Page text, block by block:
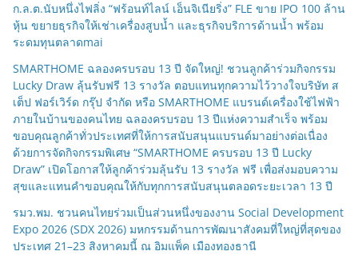
ก.ล.ต.นับหนึ่งไฟลิ่ง “ฟร้อนท์ไลน์ เอ็นจิเนียริ่ง” FLE ขาย IPO 100 ล้าน
หุ้น ขยายธุรกิจให้เช่าเครื่องสูบน้ำ และธุรกิจบริการด้านน้ำ พร้อม
ระดมทุนตลาดmai
SMARTHOME ฉลองครบรอบ 13 ปี จัดใหญ่! ชวนลูกค้าร่วมกิจกรรม
Lucky Draw ลุ้นรับฟรี 13 รางวัล ตอบแทนทุกความไว้วางใจบริษัท ส
เต็ป ฟอร์เวิร์ด กรุ๊ป จำกัด หรือ SMARTHOME แบรนด์เครื่องใช้ไฟฟ้า
ภายในบ้านของคนไทย ฉลองครบรอบ 13 ปีแห่งความสำเร็จ พร้อม
ขอบคุณลูกค้าทั่วประเทศที่ให้การสนับสนุนแบรนด์มาอย่างต่อเนื่อง
ด้วยการจัดกิจกรรมพิเศษ “SMARTHOME ครบรอบ 13 ปี Lucky
Draw” เปิดโอกาสให้ลูกค้าร่วมลุ้นรับ 13 รางวัล ฟรี เพื่อส่งมอบความ
สุขและแทนคำขอบคุณให้กับทุกการสนับสนุนตลอดระยะเวลา 13 ปี
รมว.พม. ชวนคนไทยร่วมเป็นส่วนหนึ่งของงาน Social Development
Expo 2026 (SDX 2026) มหกรรมด้านการพัฒนาสังคมที่ใหญ่ที่สุดของ
ประเทศ 21–23 สิงหาคมนี้ ณ อิมแพ็ค เมืองทองธานี